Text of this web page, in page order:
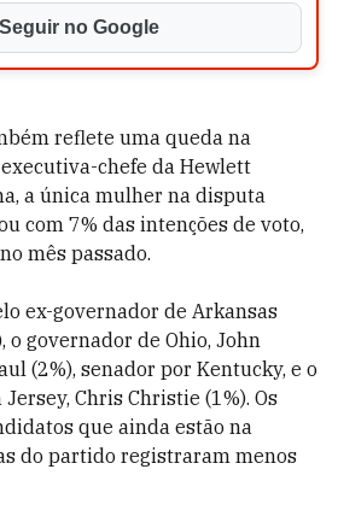
Seguir no Google
reflete uma queda na
chefe da Hewlett
a única mulher na disputa
com 7% das intenções de voto,
mês passado.
ex-governador de Arkansas
o governador de Ohio, John
(2%), senador por Kentucky, e o
Chris Christie (1%). Os
que ainda estão na
do partido registraram menos